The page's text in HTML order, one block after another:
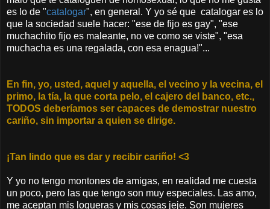
es lo de "catalogar", en general. Y yo sé que catalogar es lo
que la sociedad suele hacer: "ese de fijo es gay", "ese
muchachito fijo es maleante, no ve como se viste", "esa
muchacha es una regalada, con esa enagua!"...
En fin, yo, usted, aquel y aquella, el vecino y la vecina, el
primo, la tía, la que corta pelo, el cajero del banco, etc.,
TODOS deberíamos ser capaces de demostrar nuestro
cariño, sin importar a quien se dirige.
¡Tan lindo que es dar y recibir cariño! <3
Y yo no tengo montones de amigas, en realidad me cuesta
un poco, pero las que tengo son muy especiales. Las amo,
me aceptan mis loqueras y mis cosas jeje. Son mujeres